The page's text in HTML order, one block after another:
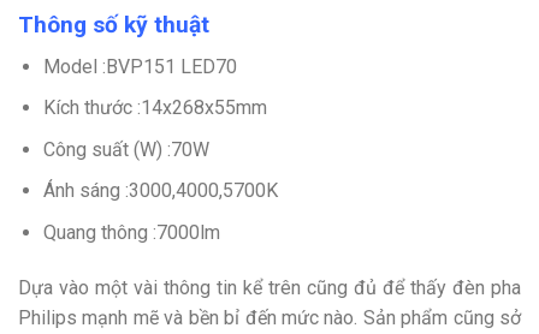
Thông số kỹ thuật
Model :BVP151 LED70
Kích thước :14x268x55mm
Công suất (W) :70W
Ánh sáng :3000,4000,5700K
Quang thông :7000lm
Dựa vào một vài thông tin kể trên cũng đủ để thấy đèn pha
Philips mạnh mẽ và bền bỉ đến mức nào. Sản phẩm cũng sở